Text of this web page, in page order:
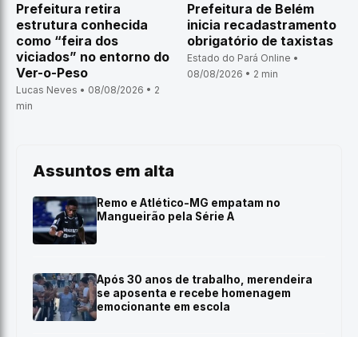
Prefeitura retira
estrutura conhecida
como “feira dos
viciados” no entorno do
Ver-o-Peso
Lucas Neves • 08/08/2026 • 2
min
Prefeitura de Belém
inicia recadastramento
obrigatório de taxistas
Estado do Pará Online •
08/08/2026 • 2 min
Assuntos em alta
Remo e Atlético-MG empatam no
Mangueirão pela Série A
Após 30 anos de trabalho, merendeira
se aposenta e recebe homenagem
emocionante em escola